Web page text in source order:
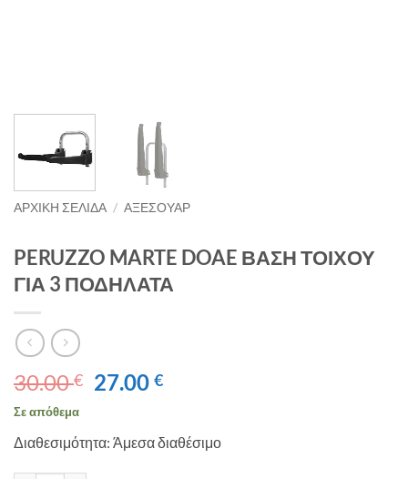
ΑΡΧΙΚΉ ΣΕΛΊΔΑ / ΑΞΕΣΟΥΑΡ
PERUZZO MARTE DOAE ΒΑΣΗ ΤΟΙΧΟΥ
ΓΙΑ 3 ΠΟΔΗΛΑΤΑ
30.00€ Original
30.00 €.
27.00€Η
είναι:
Σε απόθεμα
Διαθεσιμότητα: Άμεσα διαθέσιμο